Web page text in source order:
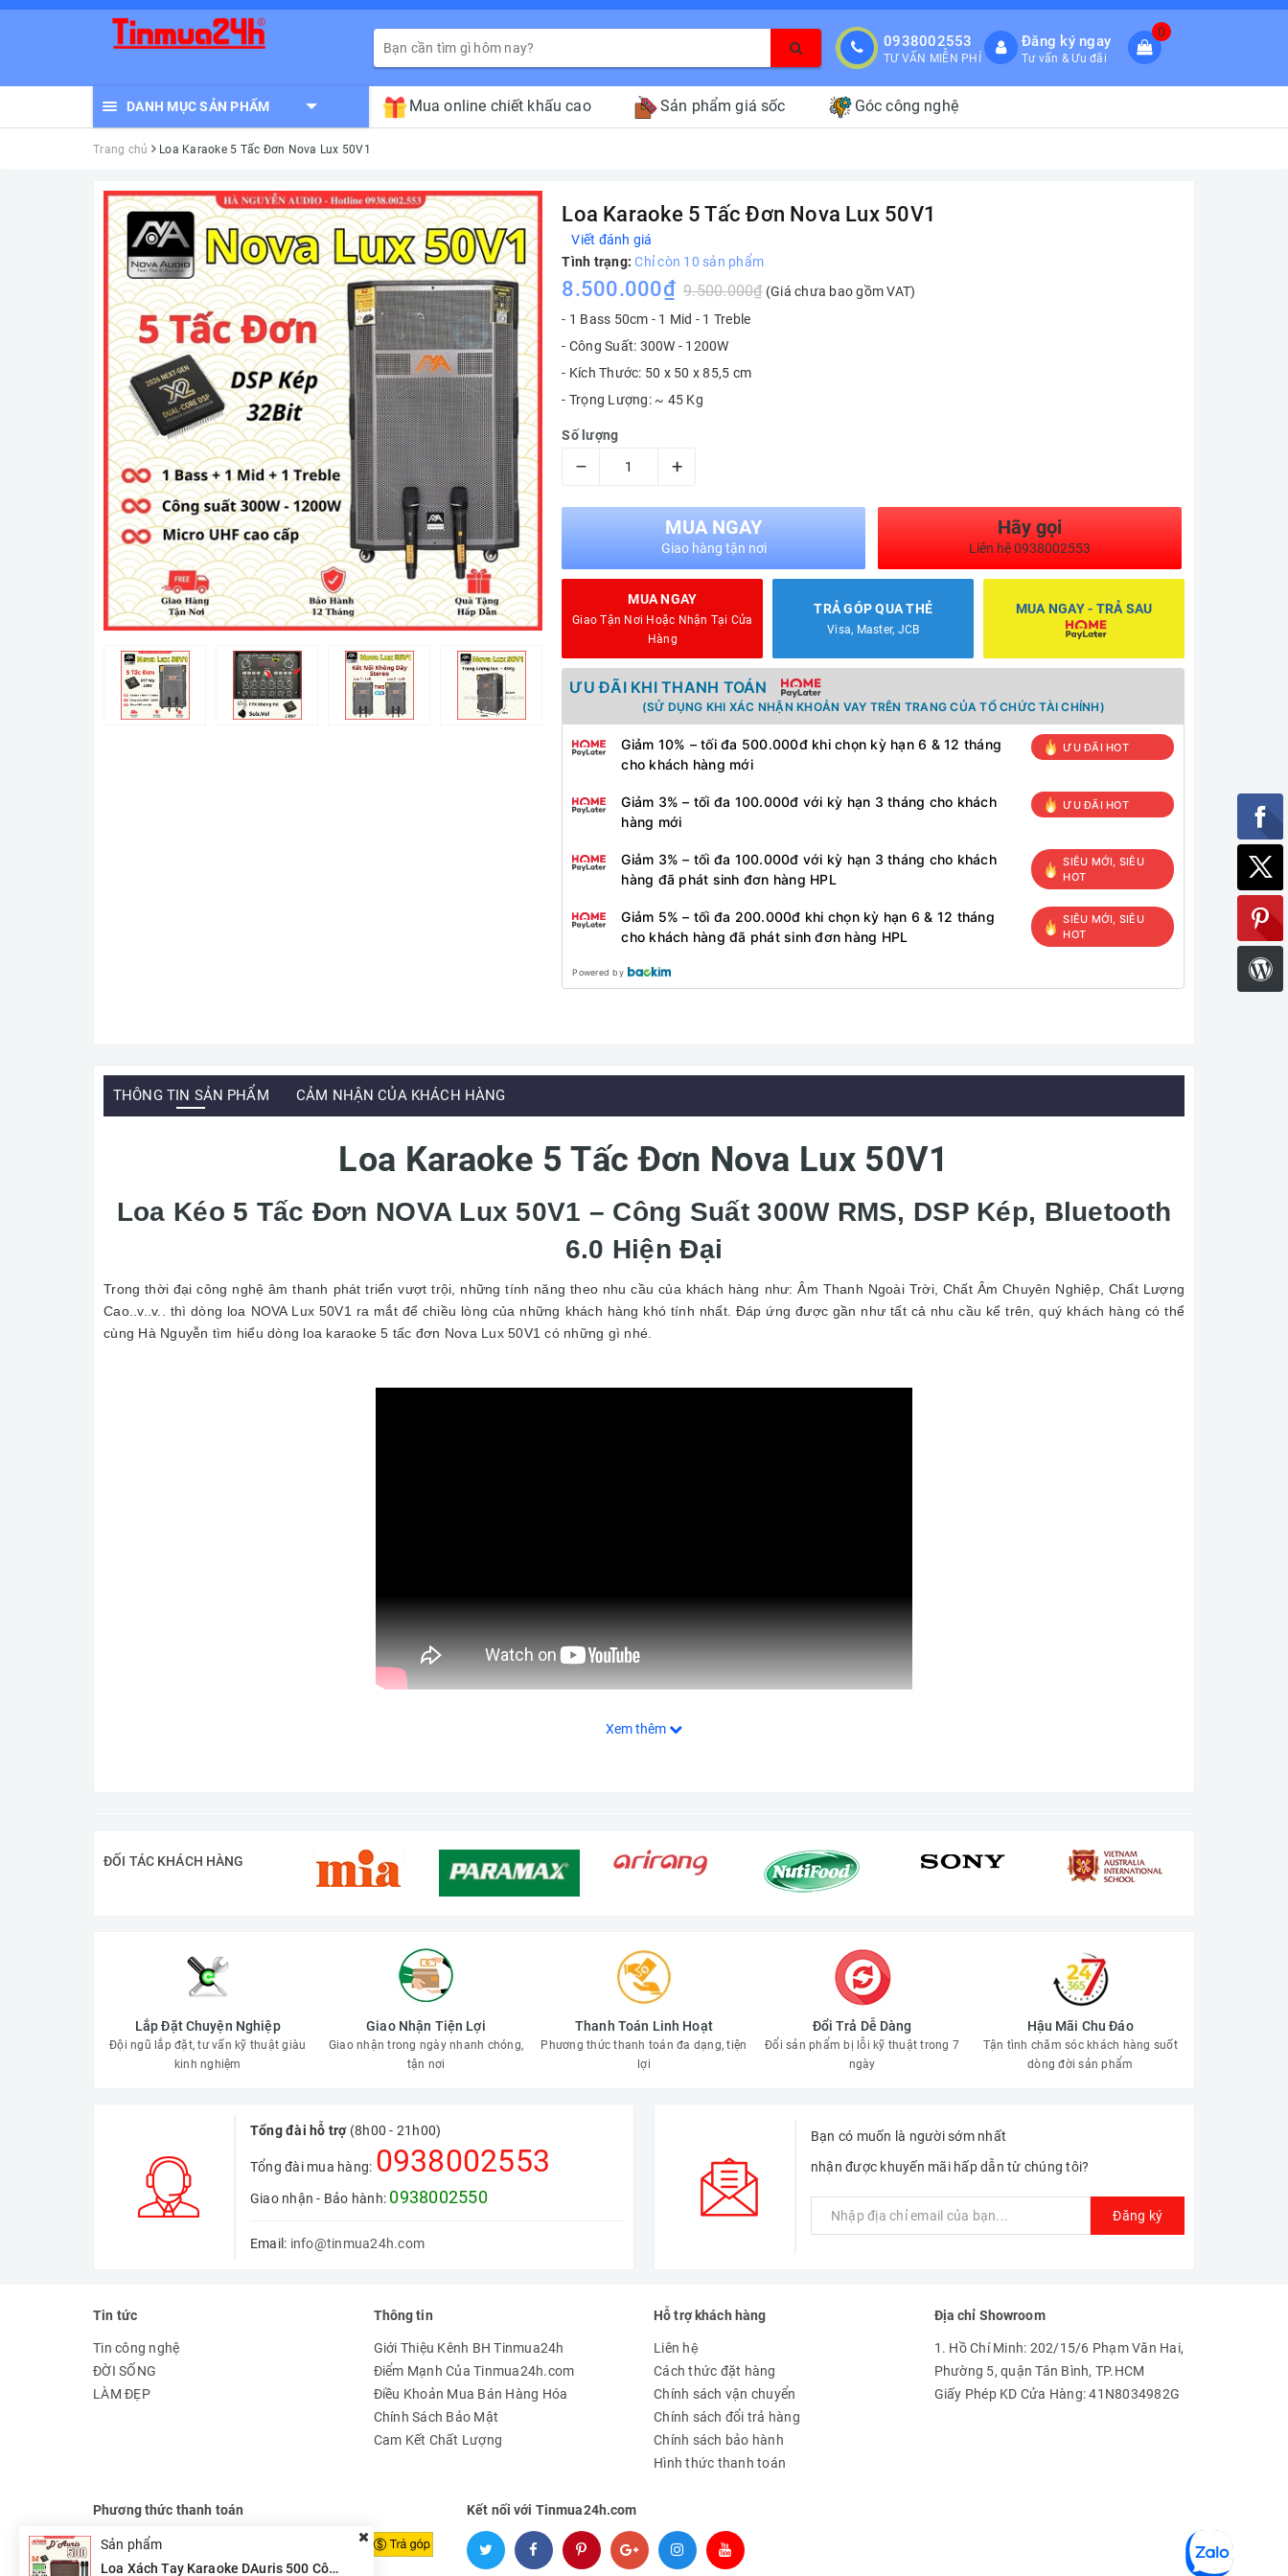
0938002553
TƯ VẤN MIỄN PHÍ
Đăng ký ngay
Tư vấn & Ưu đãi
0
DANH MỤC SẢN PHẨM Mua online chiết khấu cao Sản phẩm giá sốc Góc công nghệ
Trang chủ Loa Karaoke 5 Tấc Đơn Nova Lux 50V1
Loa Karaoke 5 Tấc Đơn Nova Lux 50V1
Viết đánh giá
Tình trạng: Chỉ còn 10 sản phẩm
8.500.000₫ 9.500.000₫ (Giá chưa bao gồm VAT)
- 1 Bass 50cm - 1 Mid - 1 Treble
- Công Suất: 300W - 1200W
- Kích Thước: 50 x 50 x 85,5 cm
- Trọng Lượng: ~ 45 Kg
Số lượng
– +
MUA NGAY
Giao hàng tận nơi
Hãy gọi
Liên hệ 0938002553
MUA NGAY
Giao Tận Nơi Hoặc Nhận Tại Cửa
Hàng
TRẢ GÓP QUA THẺ
Visa, Master, JCB
MUA NGAY - TRẢ SAU
ƯU ĐÃI KHI THANH TOÁN
(SỬ DỤNG KHI XÁC NHẬN KHOẢN VAY TRÊN TRANG CỦA TỔ CHỨC TÀI CHÍNH)
Giảm 10% – tối đa 500.000đ khi chọn kỳ hạn 6 & 12 tháng
cho khách hàng mới
ƯU ĐÃI HOT
Giảm 3% – tối đa 100.000đ với kỳ hạn 3 tháng cho khách
hàng mới
ƯU ĐÃI HOT
Giảm 3% – tối đa 100.000đ với kỳ hạn 3 tháng cho khách
hàng đã phát sinh đơn hàng HPL
SIÊU MỚI, SIÊU
HOT
Giảm 5% – tối đa 200.000đ khi chọn kỳ hạn 6 & 12 tháng
cho khách hàng đã phát sinh đơn hàng HPL
SIÊU MỚI, SIÊU
HOT
Powered by
THÔNG TIN SẢN PHẨM CẢM NHẬN CỦA KHÁCH HÀNG
Loa Karaoke 5 Tấc Đơn Nova Lux 50V1
Loa Kéo 5 Tấc Đơn NOVA Lux 50V1 – Công Suất 300W RMS, DSP Kép, Bluetooth
6.0 Hiện Đại
Trong thời đại công nghệ âm thanh phát triển vượt trội, những tính năng theo nhu cầu của khách hàng như: Âm Thanh Ngoài Trời, Chất Âm Chuyên Nghiệp, Chất Lượng
Cao..v..v.. thì dòng loa NOVA Lux 50V1 ra mắt để chiều lòng của những khách hàng khó tính nhất. Đáp ứng được gần như tất cả nhu cầu kể trên, quý khách hàng có thể
cùng Hà Nguyễn tìm hiểu dòng loa karaoke 5 tấc đơn Nova Lux 50V1 có những gì nhé.
1. Giới thiệu tổng quan Loa Nova Lux 50V1
Cấu hình 3 đường tiếng cao cấp : 1 Bass 50cm - 1 Mid Carbon - 1 Super Treble mang đến trải nghiệm âm thanh chuyên nghiệp và karaoke bùng nổ, nghe nhạc bass cực
căng và lực. Công nghệFPXkháng hú giúp karaoke không gian nhỏ không lo vấn đề hú rít gây chói tai mà còn có thể ảnh hưởng đến loa và các củ loa. Bluetooth 6.0 thế
Xem thêm
ĐỐI TÁC KHÁCH HÀNG
Lắp Đặt Chuyện Nghiệp
Đội ngũ lắp đặt, tư vấn kỹ thuật giàu
kinh nghiệm
Giao Nhận Tiện Lợi
Giao nhận trong ngày nhanh chóng,
tận nơi
Thanh Toán Linh Hoạt
Phương thức thanh toán đa dạng, tiện
lợi
Đổi Trả Dễ Dàng
Đổi sản phẩm bị lỗi kỹ thuật trong 7
ngày
Hậu Mãi Chu Đáo
Tận tình chăm sóc khách hàng suốt
dòng đời sản phẩm
Tổng đài hỗ trợ(8h00 - 21h00)
Tổng đài mua hàng: 0938002553
Giao nhận - Bảo hành: 0938002550
Email: info@tinmua24h.com
Bạn có muốn là người sớm nhất
nhận được khuyến mãi hấp dẫn từ chúng tôi?
Đăng ký
Tin tức
Tin công nghệ
ĐỜI SỐNG
LÀM ĐẸP
Thông tin
Giới Thiệu Kênh BH Tinmua24h
Điểm Mạnh Của Tinmua24h.com
Điều Khoản Mua Bán Hàng Hóa
Chính Sách Bảo Mật
Cam Kết Chất Lượng
Hỗ trợ khách hàng
Liên hệ
Cách thức đặt hàng
Chính sách vận chuyển
Chính sách đổi trả hàng
Chính sách bảo hành
Hình thức thanh toán
Địa chỉ Showroom
1. Hồ Chí Minh: 202/15/6 Phạm Văn Hai,
Phường 5, quận Tân Bình, TP.HCM
Giấy Phép KD Cửa Hàng: 41N8034982G
Phương thức thanh toán Kết nối với Tinmua24h.com
Sản phẩm
Loa Xách Tay Karaoke DAuris 500 Công Suất Lớn